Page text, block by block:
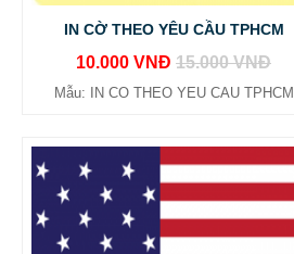
IN CỜ THEO YÊU CẦU TPHCM
10.000 VNĐ 15.000 VNĐ
Mẫu: IN CO THEO YEU CAU TPHCM